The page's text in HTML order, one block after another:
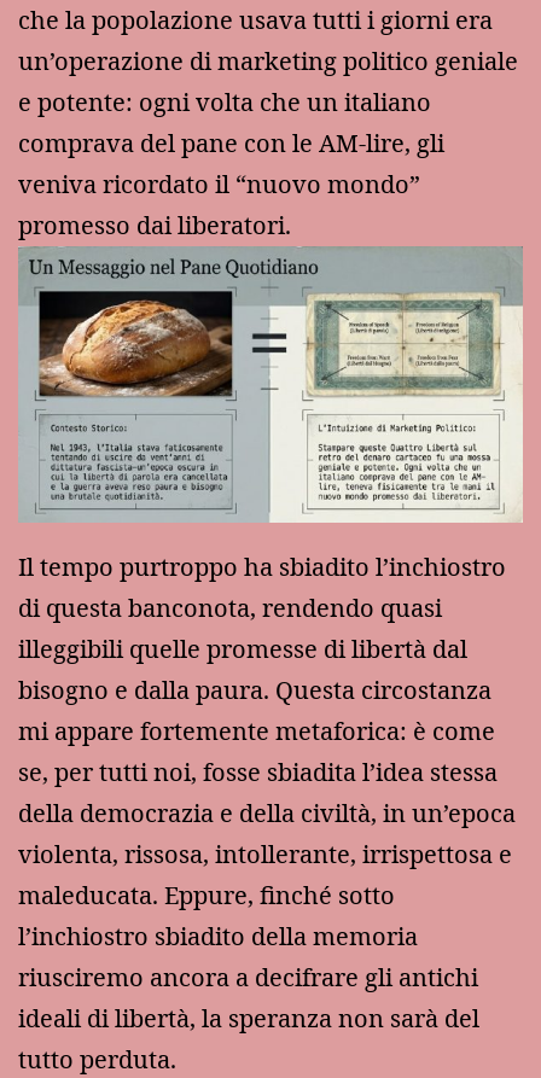
che la popolazione usava tutti i giorni era
un’operazione di marketing politico geniale
e potente: ogni volta che un italiano
comprava del pane con le AM-lire, gli
veniva ricordato il “nuovo mondo”
promesso dai liberatori.
Il tempo purtroppo ha sbiadito l’inchiostro
di questa banconota, rendendo quasi
illeggibili quelle promesse di libertà dal
bisogno e dalla paura. Questa circostanza
mi appare fortemente metaforica: è come
se, per tutti noi, fosse sbiadita l’idea stessa
della democrazia e della civiltà, in un’epoca
violenta, rissosa, intollerante, irrispettosa e
maleducata. Eppure, finché sotto
l’inchiostro sbiadito della memoria
riusciremo ancora a decifrare gli antichi
ideali di libertà, la speranza non sarà del
tutto perduta.